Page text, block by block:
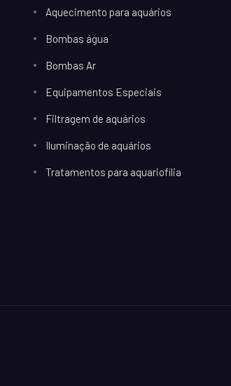
Aquecimento para aquários
Bombas água
Bombas Ar
Equipamentos Especiais
Filtragem de aquários
Iluminação de aquários
Tratamentos para aquariofilia